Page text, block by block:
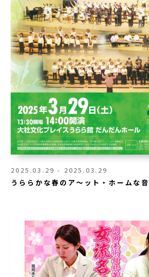
2025.03.29 - 2025.03.29
うららかな春のア～ット・ホームな